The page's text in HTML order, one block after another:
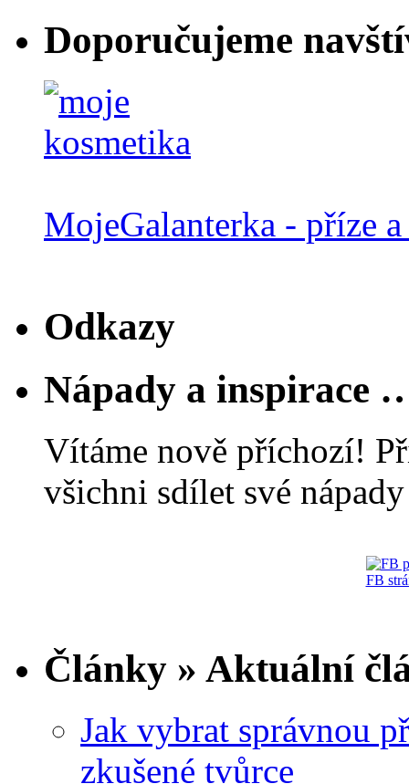
Doporučujeme
MojeGalanterka - příze
Odkazy
Nápady a inspirace
Vítáme nově příchozí!
všichni sdílet své
FB
Články » Aktuální
Jak vybrat správnou
zkušené tvůrce